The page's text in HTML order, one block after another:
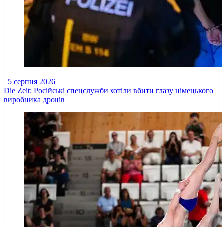
5 серпня 2026
Die Zeit: Російські спецслужби хотіли вбити главу німецького
виробника дронів